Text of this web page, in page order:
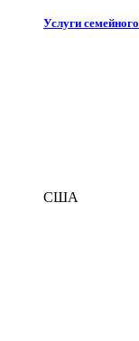
Услуги
США